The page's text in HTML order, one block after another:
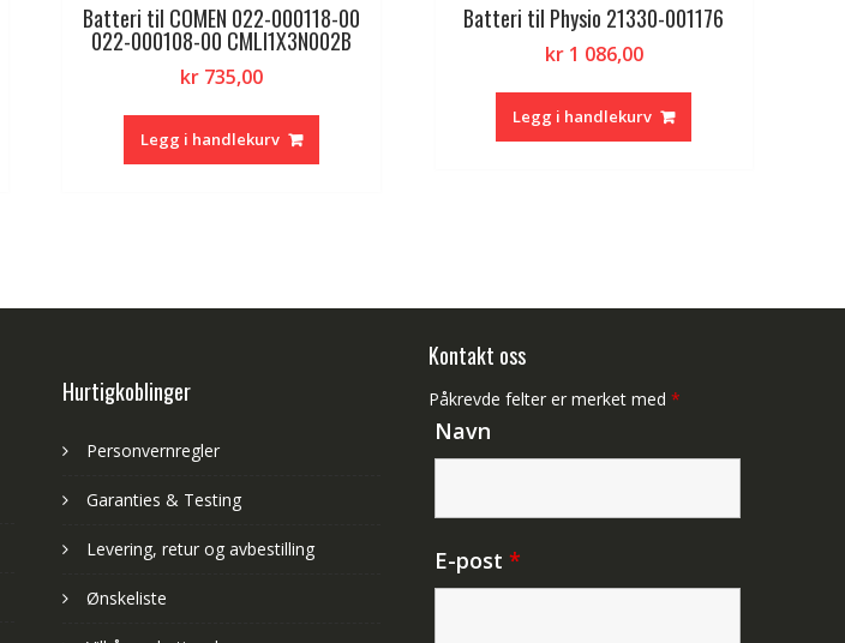
Batteri til COMEN 022-000118-00
022-000108-00 CMLI1X3N002B
kr 735,00
Legg i handlekurv
Batteri til Physio 21330-001176
kr1 086,00
Legg i handlekurv
Hurtigkoblinger
Personvernregler
Garanties & Testing
Levering, retur og avbestilling
Ønskeliste
Kontakt oss
Påkrevde felter er merket med *
Navn
E-post *